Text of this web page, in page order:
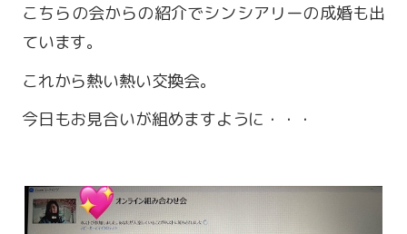
こちらの会からの紹介でシンシアリーの成婚も出
ています。
これから熱い熱い交換会。
今日もお見合いが組めますように・・・